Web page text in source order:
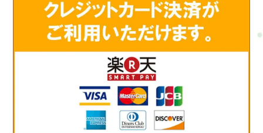
怪我のリスクを最小限に抑えます。5. ハイドレーション: - 十分
な水分補給を確保し、脱水を防ぎます。試合やトレーニング中
に水やスポーツドリンクを摂ることが重要です。6. ストレス管
ニングを受け、メンタルタフネスを向上させます。7. 医療スタ
ッフと連携し、専門的なケアを受けます。これらの対策と改善
策は、サッカー選手がトップパフォーマンスを発揮し、健康を
維持するために役立ちます。個々の選手のニーズに合わせて計
画を調整し、専門家のアドバイスを受けることが大切です。サ